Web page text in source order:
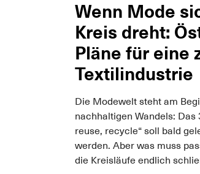
Wenn Mode
Kreis dreht:
Pläne für eine
Textilindustrie
Die Modewelt steht am
nachhaltigen Wandels: Das
reuse, recycle“ soll bald
werden. Aber was muss
die Kreisläufe endlich